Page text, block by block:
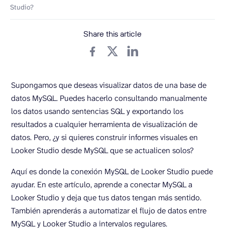
Studio?
Share this article
Supongamos que deseas visualizar datos de una base de
datos MySQL. Puedes hacerlo consultando manualmente
los datos usando sentencias SQL y exportando los
resultados a cualquier herramienta de visualización de
datos. Pero, ¿y si quieres construir informes visuales en
Looker Studio desde MySQL que se actualicen solos?
Aquí es donde la conexión MySQL de Looker Studio puede
ayudar. En este artículo, aprende a conectar MySQL a
Looker Studio y deja que tus datos tengan más sentido.
También aprenderás a automatizar el flujo de datos entre
MySQL y Looker Studio a intervalos regulares.